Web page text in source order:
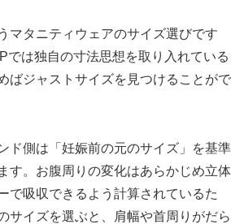
マタニティウェアのサイズ選びです
では独自の寸法思想を取り入れている
ばジャストサイズを見つけることがで
ド側は「妊娠前の元のサイズ」を基準
す。お腹周りの変化はあらかじめ立体
で吸収できるよう計算されているた
サイズを選ぶと、肩幅や首周りがだら